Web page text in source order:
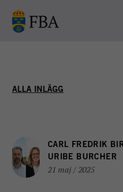
KONTAKT
FBA - BLOGGEN
ALLA INLÄGG
CARL FREDRIK
URIBE BURCHER
21 maj / 2025